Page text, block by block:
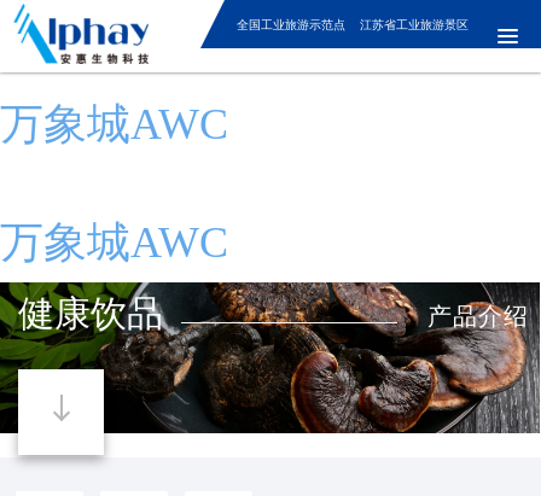
万象城AWC
万象城AWC
全国工业旅游示范点 江苏省工业旅游景区
健康饮品 产品介绍